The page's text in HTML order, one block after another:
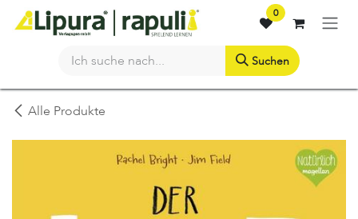
Zum Inhalt springen 0
Suchen
Alle Produkte